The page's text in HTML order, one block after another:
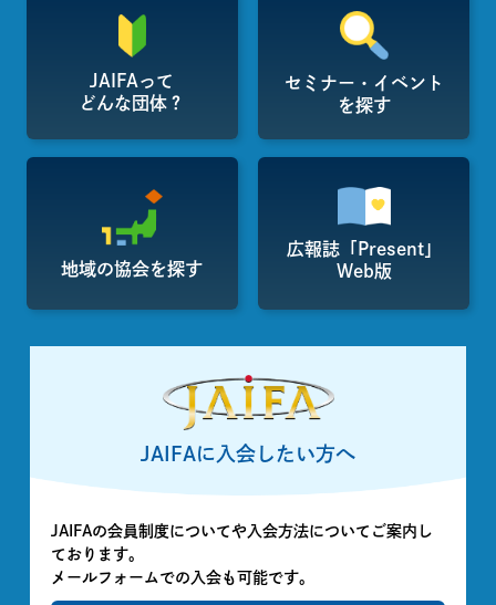
JAIFAって
どんな団体？
セミナー・イベント
を探す
地域の協会を探す
広報誌「Present」
Web版
JAIFAに入会したい方へ
JAIFAの会員制度についてや入会方法についてご案内し
ております。
メールフォームでの入会も可能です。